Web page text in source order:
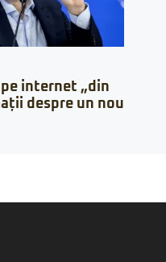
internet „din
despre un nou